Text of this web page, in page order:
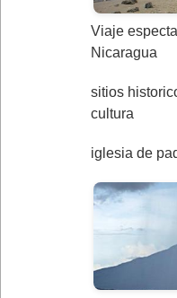
Viaje
Nicaragua
sitios
cultura
iglesia de